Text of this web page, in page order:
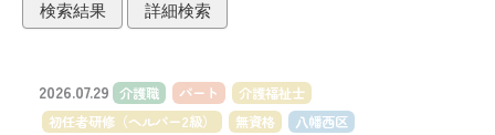
検索結果 詳細検索
2026.07.29 介護職 パート
介護福祉士
初任者研修（ヘルパー2級）
無資格 八幡西区